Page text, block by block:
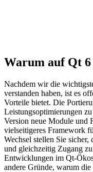
Warum auf Qt
Nachdem wir die
verstanden haben, ist es
Vorteile bietet. Die
Leistungsoptimierungen
Version neue Module und
vielseitigeres Framework
Wechsel stellen Sie
und gleichzeitig Zugang
Entwicklungen im Qt-
andere Gründe, warum